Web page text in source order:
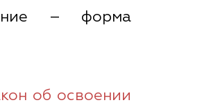
– форма
об освоении